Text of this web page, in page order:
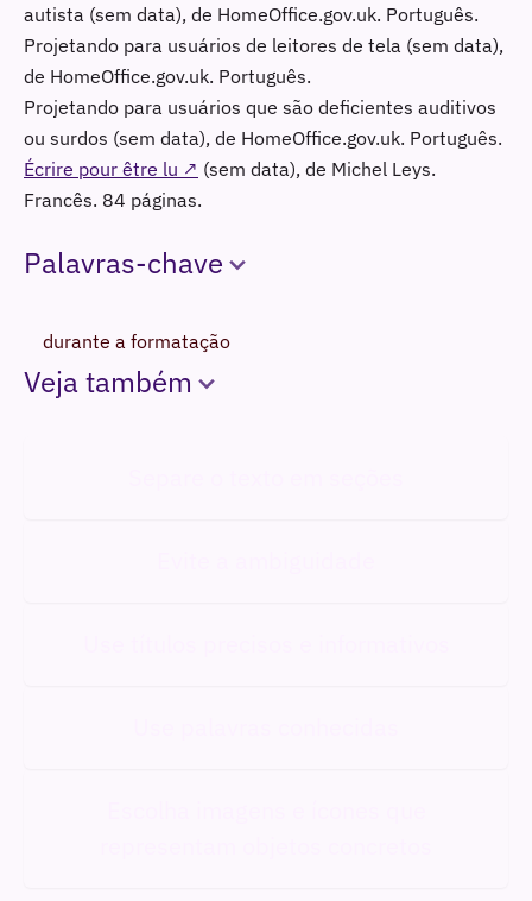
autista (sem data), de HomeOffice.gov.uk. Português.
Projetando para usuários de leitores de tela (sem data),
de HomeOffice.gov.uk. Português.
Projetando para usuários que são deficientes auditivos
ou surdos (sem data), de HomeOffice.gov.uk. Português.
Écrire pour être lu ↗ (sem data), de Michel Leys.
Francês. 84 páginas.
Palavras-chave
durante a formatação
Veja também